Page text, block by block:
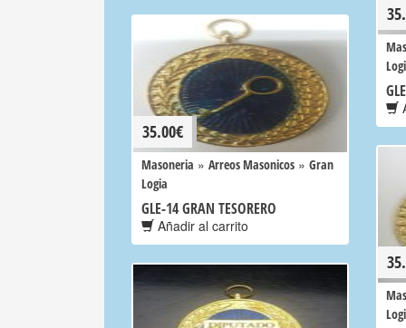
35.00€
Masoneria » Arreos Masonicos » Gran
Logia
GLE-14 GRAN TESORERO
Añadir al carrito